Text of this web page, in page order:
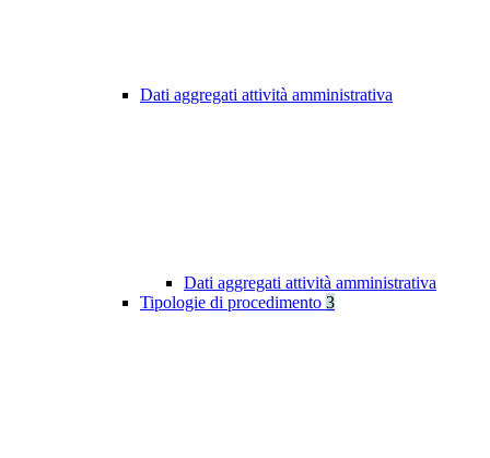
Dati aggregati attività amministrativa
Dati aggregati attività amministrativa
Tipologie di procedimento 3